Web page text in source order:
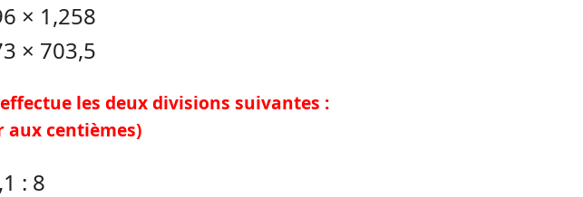
× 1,258
× 703,5
effectue les deux divisions suivantes :
centièmes)
: 8